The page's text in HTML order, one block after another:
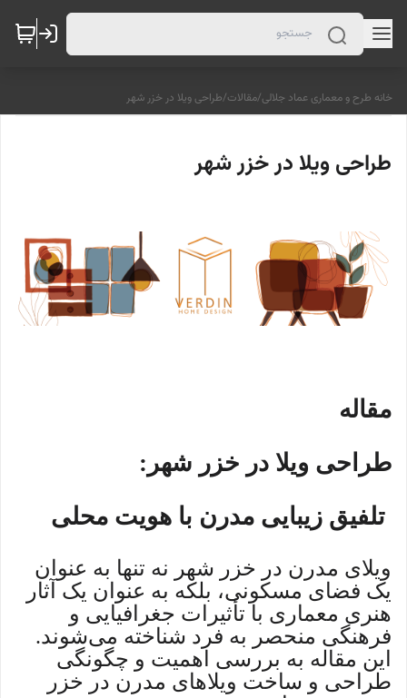
خانه طرح و معماری عماد جلالی/مقالات/طراحی ویلا در خزر شهر
طراحی ویلا در خزر شهر
مقاله
طراحی ویلا در خزر شهر:
تلفیق زیبایی مدرن با هویت محلی
ویلای مدرن در خزر شهر نه تنها به عنوان
یک فضای مسکونی، بلکه به عنوان یک آثار
هنری معماری با تأثیرات جغرافیایی و
فرهنگی منحصر به فرد شناخته می‌شوند.
این مقاله به بررسی اهمیت و چگونگی
طراحی و ساخت ویلاهای مدرن در خزر